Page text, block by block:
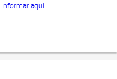
Informar aqui